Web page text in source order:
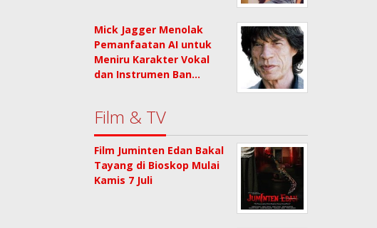
Mick Jagger Menolak
Pemanfaatan AI untuk
Meniru Karakter Vokal
dan Instrumen Ban…
Film & TV
Film Juminten Edan Bakal
Tayang di Bioskop Mulai
Kamis 7 Juli